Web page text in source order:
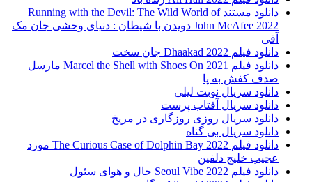
دانلود مستند Running with the Devil: The Wild World of
John McAfee 2022 دویدن با شیطان : دنیای وحشی جان مک
آفی
دانلود فیلم Dhaakad 2022 جان سخت
دانلود فیلم Marcel the Shell with Shoes On 2021 مارسل
صدف کفش به پا
دانلود سریال نوبت لیلی
دانلود سریال آفتاب پرست
دانلود سریال روزی روزگاری در مریخ
دانلود سریال بی گناه
دانلود فیلم The Curious Case of Dolphin Bay 2022 مورد
عجیب خلیج دلفین
دانلود فیلم Seoul Vibe 2022 حال و هوای سئول